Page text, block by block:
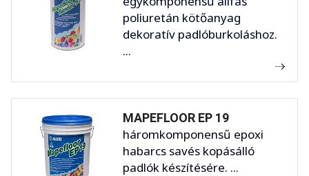
poliuretán kötőanyag
dekoratív padlóburkoláshoz.
...
MAPEFLOOR EP 19
háromkomponensű epoxi
habarcs savés kopásálló
padlók készítésére. ...